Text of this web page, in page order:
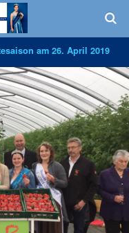
am 26. April 2019